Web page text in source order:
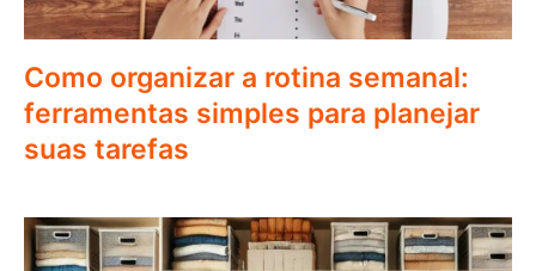
Como organizar a rotina semanal:
ferramentas simples para planejar
suas tarefas